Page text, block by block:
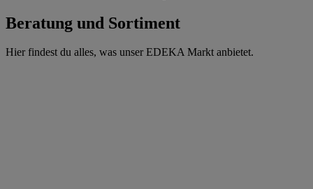
Beratung und Sortiment
Hier findest du alles, was unser EDEKA Markt anbietet.